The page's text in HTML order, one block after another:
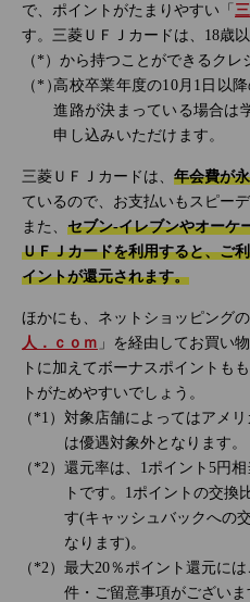
で、ポイントがたまりやすい「
す。三菱ＵＦＪカードは、18歳
（*）から持つことができるクレ
高校卒業年度の10月1日以
進路が決まっている場合は
申し込みいただけます。
三菱ＵＦＪカードは、 年会費が
ているので、お支払いもスピーデ
また、 セブン‐イレブンやオーケ
ＵＦＪカードを利用すると、ご
イントが還元されます。
ほかにも、ネットショッピング
人．ｃｏｍ 」を経由してお買い
トに加えてボーナスポイントも
トがためやすいでしょう。
対象店舗によってはアメ
は優遇対象外となります。
還元率は、1ポイント5円
トです。1ポイントの交換
す(キャッシュバックへの
なります)。
最大20％ポイント還元に
件・ご留意事項がござい